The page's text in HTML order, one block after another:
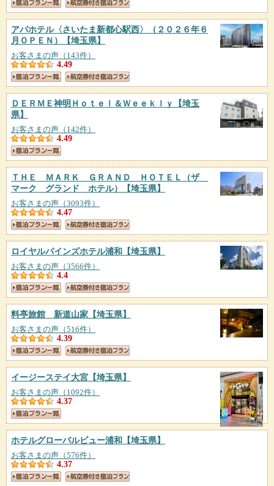
アパホテル〈さいたま新都心駅西〉（２０２６年６
月ＯＰＥＮ）
【埼玉県】
お客さまの声（143件）
4.49
ＤＥＲＭＥ神明Ｈｏｔｅｌ＆Ｗｅｅｋｌｙ
【埼玉
県】
お客さまの声（142件）
4.49
ＴＨＥ ＭＡＲＫ ＧＲＡＮＤ ＨＯＴＥＬ（ザ
マーク グランド ホテル）
【埼玉県】
お客さまの声（3093件）
4.47
ロイヤルパインズホテル浦和 【埼玉県】
お客さまの声（3566件）
4.4
料亭旅館 新道山家 【埼玉県】
お客さまの声（516件）
4.39
イージーステイ大宮 【埼玉県】
お客さまの声（1092件）
4.37
ホテルグローバルビュー浦和 【埼玉県】
お客さまの声（576件）
4.37